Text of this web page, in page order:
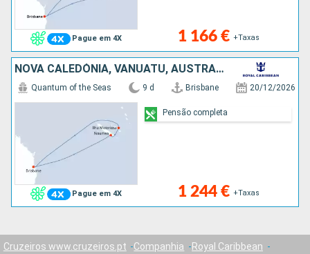
Pague em 4X 1 166 € +Taxas
NOVA CALEDÓNIA, VANUATU, AUSTRALIA
Pague em 4X
Quantum of the Seas 9 d Brisbane 20/12/2026
1 244 € +Taxas
Pensão completa
Cruzeiros www.cruzeiros.pt Companhia
Royal Caribbean